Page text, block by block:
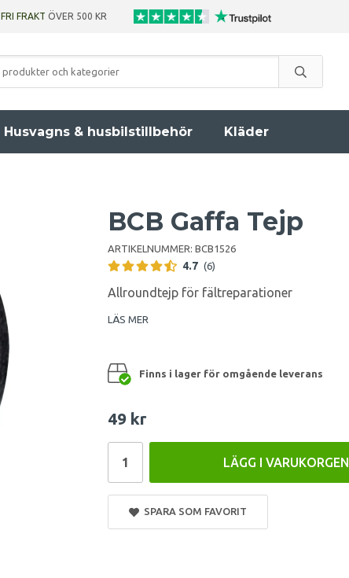
FRI FRAKT ÖVER 500 KR
Husvagns & husbilstillbehör Kläder
BCB Gaffa Tejp
ARTIKELNUMMER: BCB1526
4.7 (6)
Allroundtejp för fältreparationer
LÄS MER
Finns i lager för omgående leverans
49 kr
LÄGG I VARUKORGEN
SPARA SOM FAVORIT